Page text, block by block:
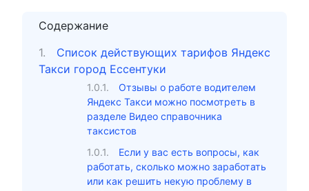
Содержание
Список действующих тарифов Яндекс
Такси город Ессентуки
Отзывы о работе водителем
Яндекс Такси можно посмотреть в
разделе Видео справочника
таксистов
Если у вас есть вопросы, как
работать, сколько можно заработать
или как решить некую проблему в